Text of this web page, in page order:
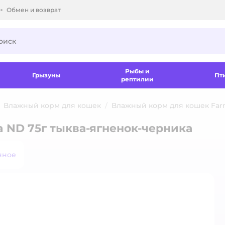
Обмен и возврат
Грызуны
Рыбы и
рептилии
Влажный корм для кошек Влажный корм для кошек
75г тыква-ягненок-черника